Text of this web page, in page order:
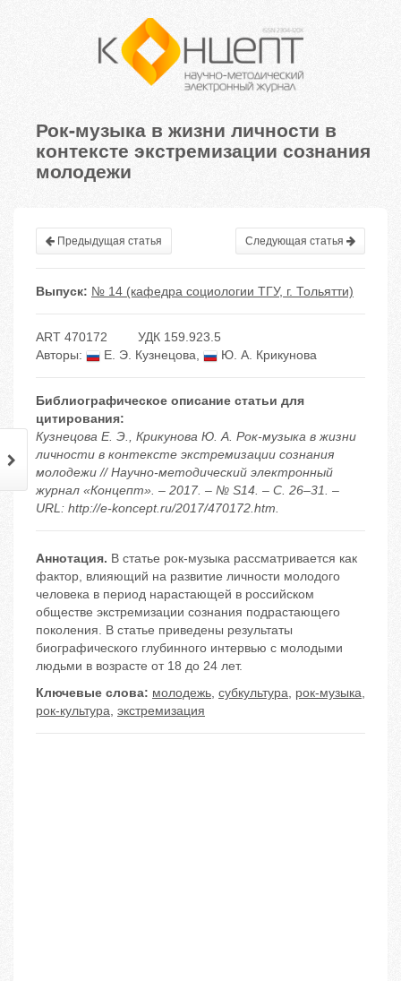
Рок-музыка в жизни личности в
контексте экстремизации сознания
молодежи
Предыдущая статья Следующая статья
Выпуск: № 14 (кафедра социологии ТГУ, г. Тольятти)
ART 470172
УДК 159.923.5
Авторы:
Е. Э. Кузнецова, Ю. А. Крикунова
Библиографическое описание статьи для
цитирования:
Кузнецова Е. Э., Крикунова Ю. А. Рок-музыка в жизни
личности в контексте экстремизации сознания
молодежи // Научно-методический электронный
журнал «Концепт». – 2017. – № S14. – С. 26–31. –
URL: http://e-koncept.ru/2017/470172.htm.
Аннотация. В статье рок-музыка рассматривается как
фактор, влияющий на развитие личности молодого
человека в период нарастающей в российском
обществе экстремизации сознания подрастающего
поколения. В статье приведены результаты
биографического глубинного интервью с молодыми
людьми в возрасте от 18 до 24 лет.
Ключевые слова: молодежь, субкультура, рок-музыка,
рок-культура, экстремизация